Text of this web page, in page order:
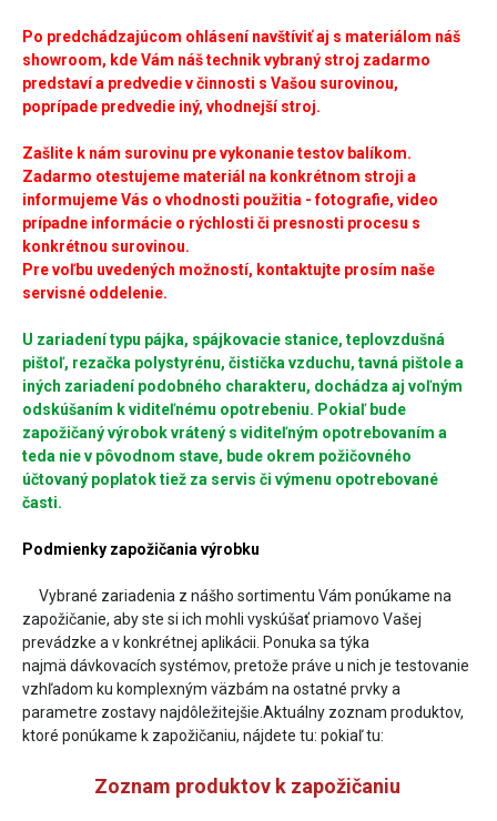
Po predchádzajúcom ohlásení navštíviť aj s materiálom náš
showroom, kde Vám náš technik vybraný stroj zadarmo
predstaví a predvedie v činnosti s Vašou surovinou,
poprípade predvedie iný, vhodnejší stroj.
Zašlite k nám surovinu pre vykonanie testov balíkom.
Zadarmo otestujeme materiál na konkrétnom stroji a
informujeme Vás o vhodnosti použitia - fotografie, video
prípadne informácie o rýchlosti či presnosti procesu s
konkrétnou surovinou.
Pre voľbu uvedených možností, kontaktujte prosím naše
servisné oddelenie.
U zariadení typu pájka, spájkovacie stanice, teplovzdušná
pištoľ, rezačka polystyrénu, čistička vzduchu, tavná pištole a
iných zariadení podobného charakteru, dochádza aj voľným
odskúšaním k viditeľnému opotrebeniu. Pokiaľ bude
zapožičaný výrobok vrátený s viditeľným opotrebovaním a
teda nie v pôvodnom stave, bude okrem požičovného
účtovaný poplatok tiež za servis či výmenu opotrebované
časti.
Podmienky zapožičania výrobku
Vybrané zariadenia z nášho sortimentu Vám ponúkame na
zapožičanie, aby ste si ich mohli vyskúšať priamovo Vašej
prevádzke a v konkrétnej aplikácii. Ponuka sa týka
najmä dávkovacích systémov, pretože práve u nich je testovanie
vzhľadom ku komplexným väzbám na ostatné prvky a
parametre zostavy najdôležitejšie.Aktuálny zoznam produktov,
ktoré ponúkame k zapožičaniu, nájdete tu: pokiaľ tu:
Zoznam produktov k zapožičaniu